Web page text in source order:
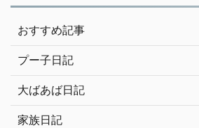
おすすめ記事
プー子日記
大ばあば日記
家族日記